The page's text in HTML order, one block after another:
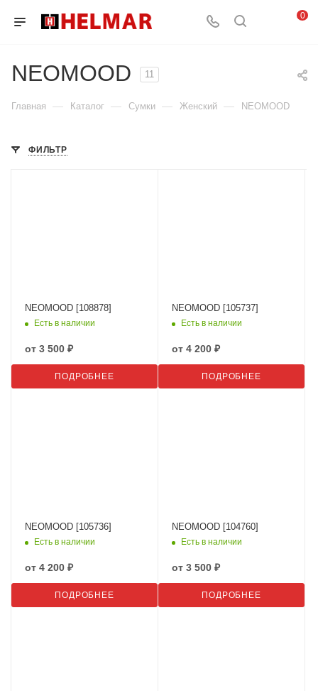
0
NEOMOOD 11
Главная — Каталог — Сумки — Женский — NEOMOOD
ФИЛЬТР
NEOMOOD [108878]
Есть в наличии
от 3 500 ₽
ПОДРОБНЕЕ
NEOMOOD [105737]
Есть в наличии
от 4 200 ₽
ПОДРОБНЕЕ
NEOMOOD [105736]
Есть в наличии
от 4 200 ₽
ПОДРОБНЕЕ
NEOMOOD [104760]
Есть в наличии
от 3 500 ₽
ПОДРОБНЕЕ